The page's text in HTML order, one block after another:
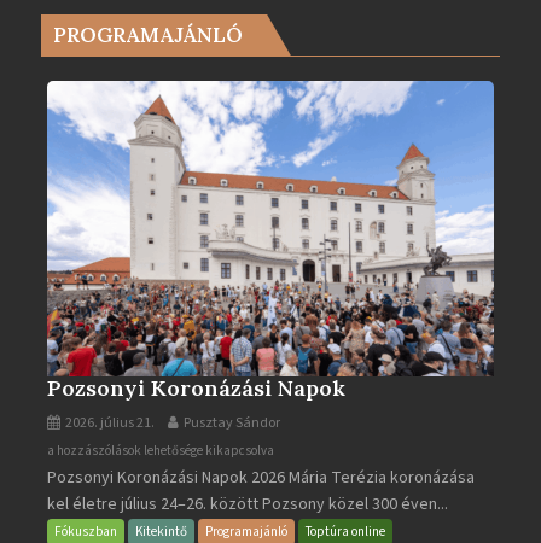
2025-
ben
bejegyzéshez
PROGRAMAJÁNLÓ
Pozsonyi Koronázási Napok
2026. július 21. Pusztay Sándor
Pozsonyi
Koronázási
Napok
bejegyzéshez
a hozzászólások lehetősége kikapcsolva
Pozsonyi Koronázási Napok 2026 Mária Terézia koronázása
kel életre július 24–26. között Pozsony közel 300 éven...
Fókuszban Kitekintő Programajánló Toptúra online